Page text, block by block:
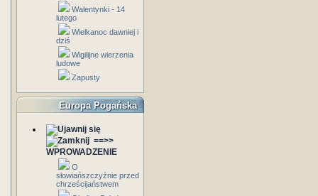
Walentynki - 14
lutego
Wielkanoc dawniej i
dziś
Wigilijne wierzenia
ludowe
Zapusty
Europa Pogańska
==>>
WPROWADZENIE
O
słowiańszczyźnie przed
chrześcijaństwem